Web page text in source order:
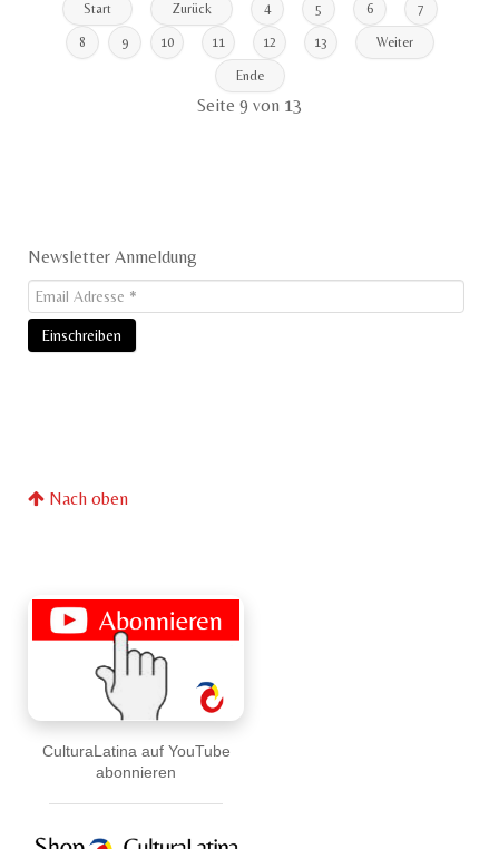
CulturaLatina auf YouTube
abonnieren
Start Zurück 4 5 6 7
8 9 10 11 12 13 Weiter
Ende
Seite 9 von 13
Newsletter Anmeldung
Nach oben